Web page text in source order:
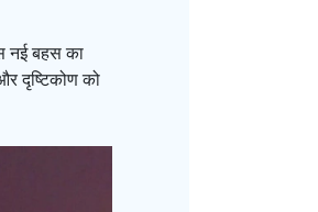
नई बहस का
दृष्टिकोण को